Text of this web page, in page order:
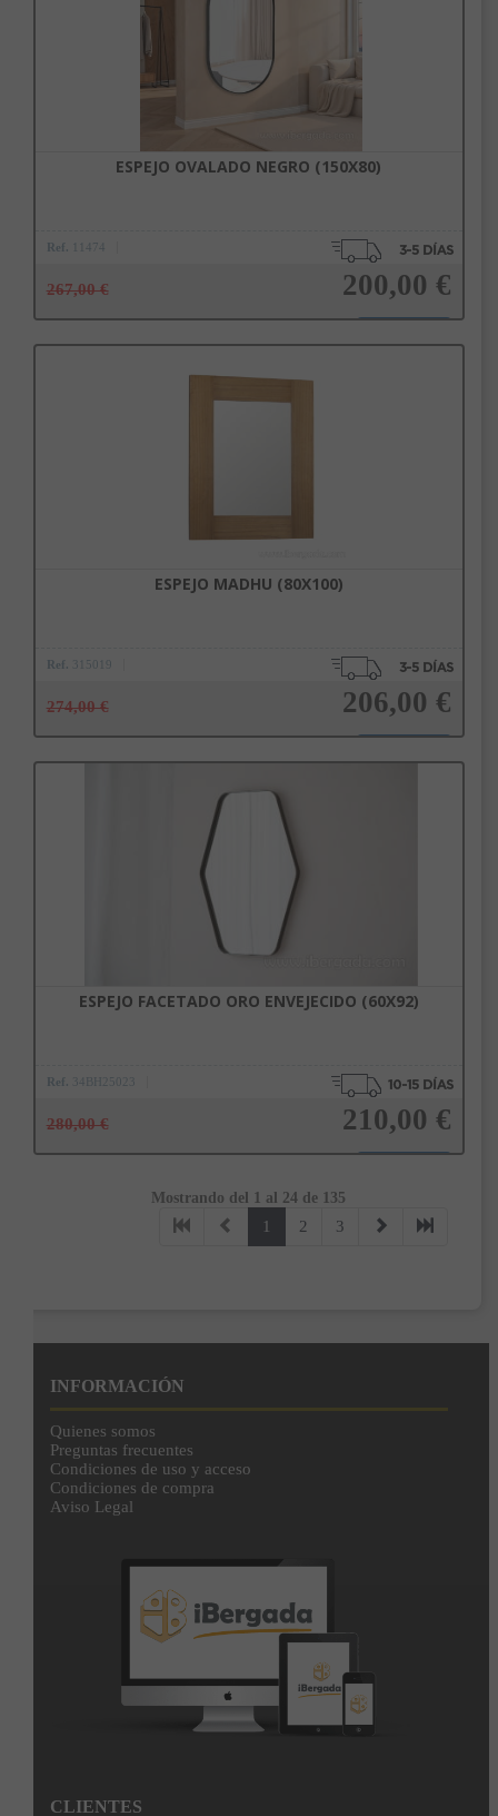
ESPEJO OVALADO NEGRO (150X80)
Ref. 11474
267,00 € 200,00 €
Añadir a la cesta
ESPEJO MADHU (80X100)
Ref. 315019
274,00 € 206,00 €
Añadir a la cesta
ESPEJO FACETADO ORO ENVEJECIDO (60X92)
Ref. 34BH25023
280,00 € 210,00 €
Añadir a la cesta
Mostrando del 1 al 24 de 135
1 2 3
INFORMACIÓN
Quienes somos
Preguntas frecuentes
Condiciones de uso y acceso
Condiciones de compra
Aviso Legal
CLIENTES